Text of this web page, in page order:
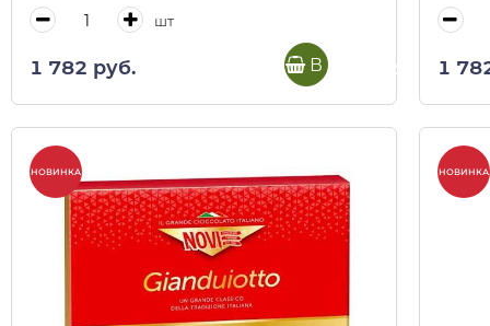
шт
1 782 руб. В корзину 1
НОВИНКА НОВИНКА